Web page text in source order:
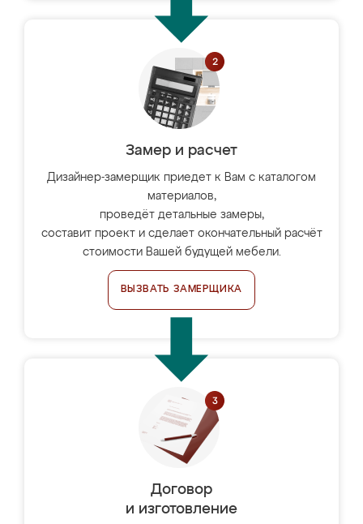
Замер и расчет
Дизайнер-замерщик приедет к Вам с каталогом
материалов,
проведёт детальные замеры,
составит проект и сделает окончательный расчёт
стоимости Вашей будущей мебели.
ВЫЗВАТЬ ЗАМЕРЩИКА
Договор
и изготовление